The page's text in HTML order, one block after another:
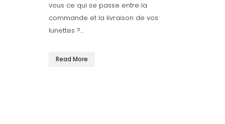
vous ce qui se passe entre la
commande et la livraison de vos
lunettes ?...
Read More